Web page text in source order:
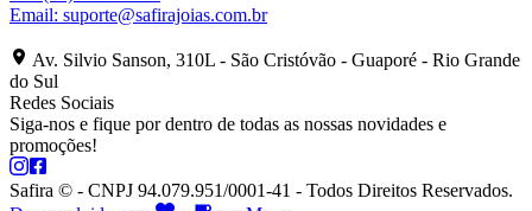
Email: suporte@safirajoias.com.br
Av. Silvio Sanson, 310L - São Cristóvão - Guaporé - Rio Grande
do Sul
Redes Sociais
Siga-nos e fique por dentro de todas as nossas novidades e
promoções!
Safira © - CNPJ 94.079.951/0001-41 - Todos Direitos Reservados.